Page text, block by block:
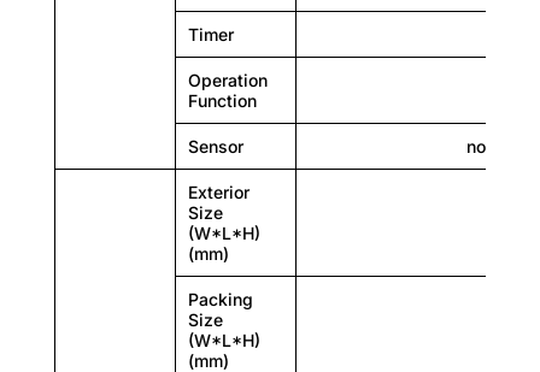
Heating power (kW)
0,6
0,6
0,6
Timer
Operation
Function
Sensor no
Exterior
Size
(W*L*H)
(mm)
Packing
Size
(W*L*H)
(mm)